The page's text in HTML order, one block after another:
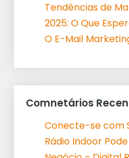
Tendências de
2025: O Que
O E-Mail
Comnetários
Conecte-se com
Rádio Indoor